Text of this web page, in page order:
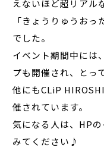
えないほど超リアル
「きょうりゅうお
でした。
イベント期間中には
プも開催され、とっ
他にもCLiP
催されています。
気になる人は、HP
みてください♪